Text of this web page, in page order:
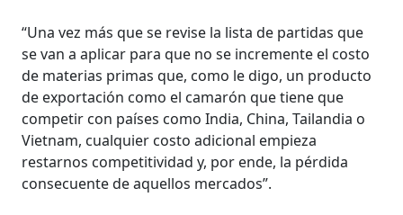
“Una vez más que se revise la lista de partidas que
se van a aplicar para que no se incremente el costo
de materias primas que, como le digo, un producto
de exportación como el camarón que tiene que
competir con países como India, China, Tailandia o
Vietnam, cualquier costo adicional empieza
restarnos competitividad y, por ende, la pérdida
consecuente de aquellos mercados”.